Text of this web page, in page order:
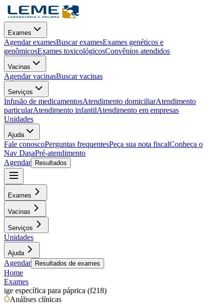
Exames
Agendar examesBuscar examesExames genéticos e
genômicosExames toxicológicosConvênios atendidos
Vacinas
Agendar vacinasBuscar vacinas
Serviços
Infusão de medicamentosAtendimento domiciliarAtendimento
particularAtendimento infantilAtendimento em empresas
Unidades
Ajuda
Fale conoscoPerguntas frequentesPeça sua nota fiscalConheça o
Nav DasaPré-atendimento
Agendar
Resultados
Exames
Vacinas
Serviços
Unidades
Ajuda
Agendar Resultados de exames
Home
Exames
ige específica para páprica (f218)
Análises clínicas